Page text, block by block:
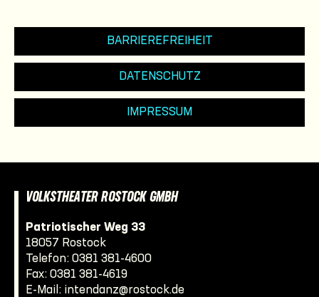
BARRIEREFREIHEIT
DATENSCHUTZ
IMPRESSUM
VOLKSTHEATER ROSTOCK GMBH
Patriotischer Weg 33
18057 Rostock
Telefon: 0381 381-4600
Fax: 0381 381-4619
E-Mail: intendanz@rostock.de